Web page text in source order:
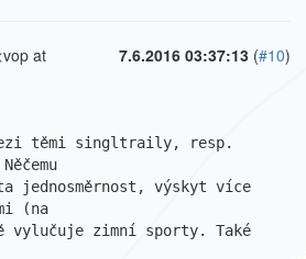
7.6.2016 03:37:13 (#10)
at
těmi singltraily, resp.
ta jednosměrnost, výskyt více
(na
vylučuje zimní sporty. Také